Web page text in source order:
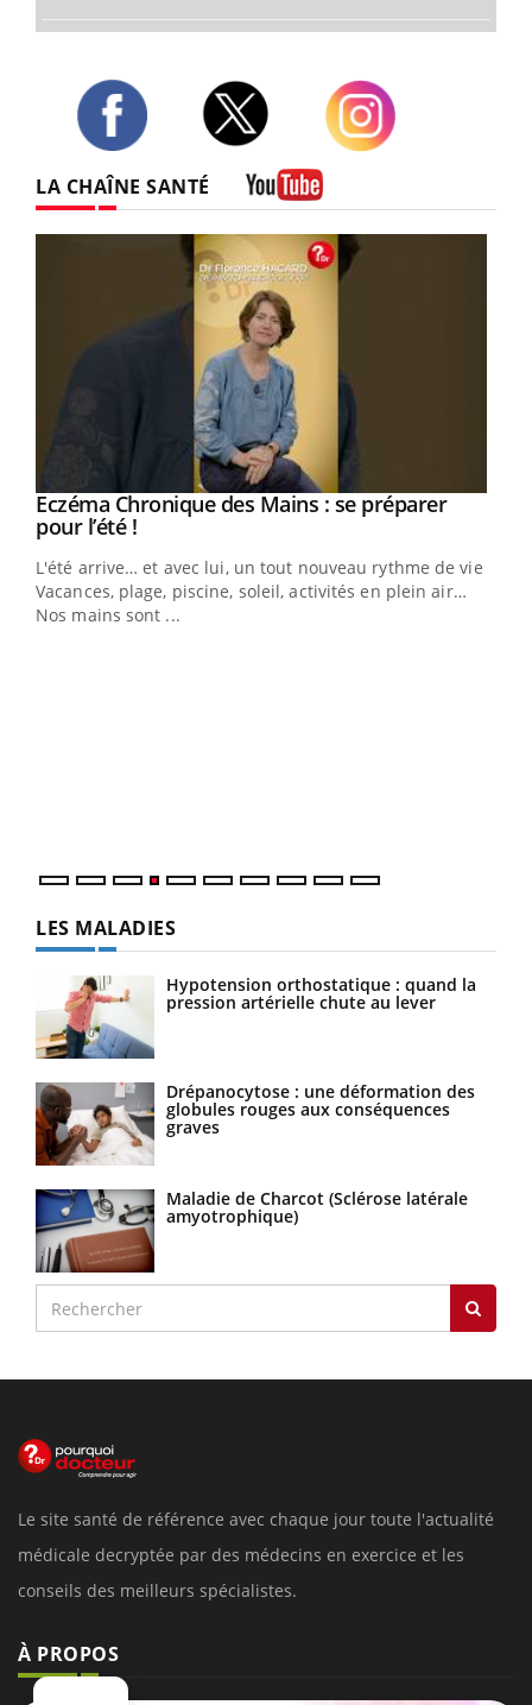
LA CHAÎNE SANTÉ
Youtube
Eczéma Chronique des Mains : se préparer
pour l’été !Youtube
L'été arrive… et avec lui, un tout nouveau rythme de vie !
Vacances, plage, piscine, soleil, activités en plein air…
Nos mains sont ...
LES MALADIES
Hypotension orthostatique : quand la
pression artérielle chute au lever
Drépanocytose : une déformation des
globules rouges aux conséquences
graves
Maladie de Charcot (Sclérose latérale
amyotrophique)
Le site santé de référence avec chaque jour toute l'actualité
médicale decryptée par des médecins en exercice et les
conseils des meilleurs spécialistes.
À PROPOS